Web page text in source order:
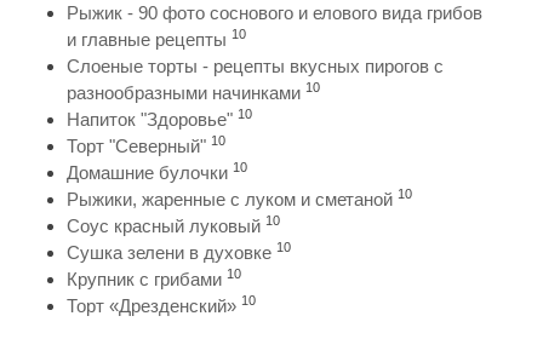
Рыжик - 90 фото соснового и елового вида грибов
и главные рецепты 10
Слоеные торты - рецепты вкусных пирогов с
разнообразными начинками 10
Напиток "Здоровье" 10
Торт "Северный" 10
Домашние булочки 10
Рыжики, жаренные с луком и сметаной 10
Соус красный луковый 10
Сушка зелени в духовке 10
Крупник с грибами 10
Торт «Дрезденский» 10